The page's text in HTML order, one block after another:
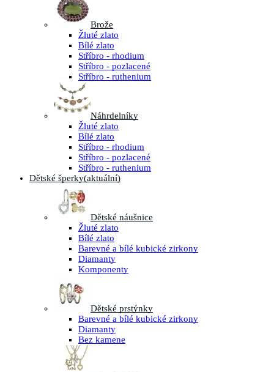
Brože
Žluté zlato
Bílé zlato
Stříbro - rhodium
Stříbro - pozlacené
Stříbro - ruthenium
Náhrdelníky
Žluté zlato
Bílé zlato
Stříbro - rhodium
Stříbro - pozlacené
Stříbro - ruthenium
Dětské šperky(aktuální)
Dětské náušnice
Žluté zlato
Bílé zlato
Barevné a bílé kubické zirkony
Diamanty
Komponenty
Dětské prstýnky
Barevné a bílé kubické zirkony
Diamanty
Bez kamene